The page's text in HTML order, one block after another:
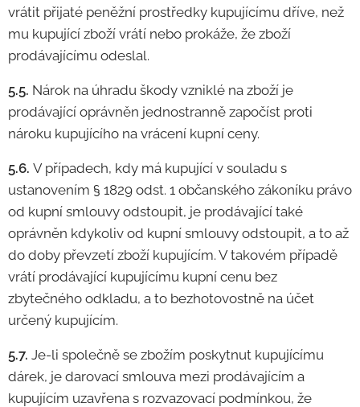
vrátit přijaté peněžní prostředky kupujícímu dříve, než
mu kupující zboží vrátí nebo prokáže, že zboží
prodávajícímu odeslal.
5.5. Nárok na úhradu škody vzniklé na zboží je
prodávající oprávněn jednostranně započíst proti
nároku kupujícího na vrácení kupní ceny.
5.6. V případech, kdy má kupující v souladu s
ustanovením § 1829 odst. 1 občanského zákoníku právo
od kupní smlouvy odstoupit, je prodávající také
oprávněn kdykoliv od kupní smlouvy odstoupit, a to až
do doby převzetí zboží kupujícím. V takovém případě
vrátí prodávající kupujícímu kupní cenu bez
zbytečného odkladu, a to bezhotovostně na účet
určený kupujícím.
5.7. Je-li společně se zbožím poskytnut kupujícímu
dárek, je darovací smlouva mezi prodávajícím a
kupujícím uzavřena s rozvazovací podmínkou, že